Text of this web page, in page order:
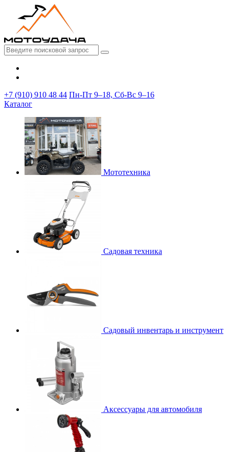
+7 (910) 910 48 44 Пн-Пт 9–18, Сб-Вс 9–16
Каталог
Мототехника
Садовая техника
Садовый инвентарь и инструмент
Аксессуары для автомобиля